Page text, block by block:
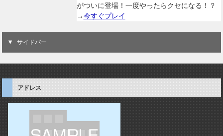
がついに登場！一度やったらクセになる！？
→今すぐプレイ
サイドバー
アドレス